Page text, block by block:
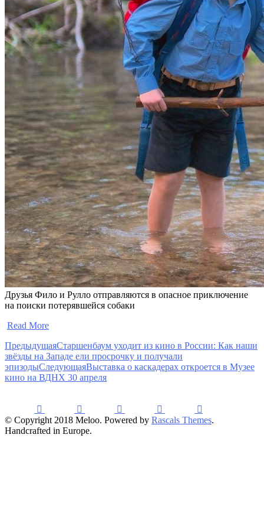
Друзья Фило и Рулло отправляются в опасное приключение
на поиски потерявшейся собаки
Read More
ПредыдущаяСтаршенбаум уходит из кино в России: Как наши
звёзды на Западе ели просрочку и получали
эпизодыСледующаяВыставка о каскадерах откроется в Музее
кино на ВДНХ 30 апреля
© Copyright 2018 Meloo. Powered by Rascals Themes.
Handcrafted in Europe.